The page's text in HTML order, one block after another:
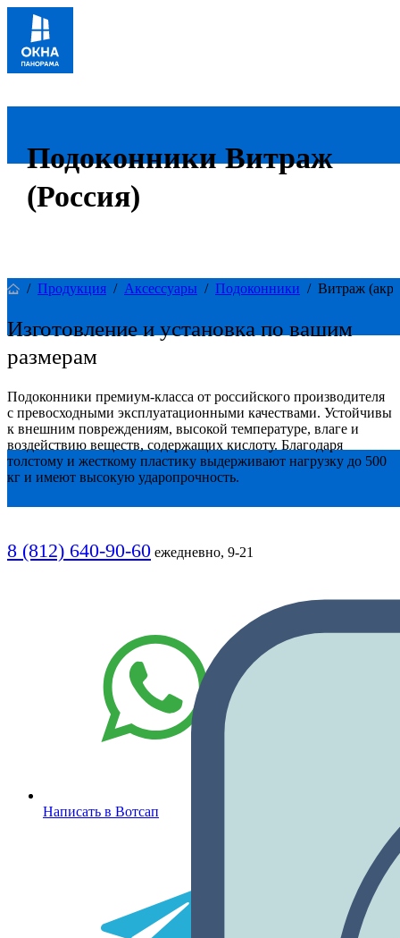
8 (812) 640-90-60 ежедневно, 9-21
Написать в Вотсап
Подоконники Витраж
(Россия)
/ Продукция / Аксессуары / Подоконники / Витраж
Изготовление и установка по вашим
размерам
Подоконники премиум-класса от российского производителя
с превосходными эксплуатационными качествами. Устойчивы
к внешним повреждениям, высокой температуре, влаге и
воздействию веществ, содержащих кислоту. Благодаря
толстому и жесткому пластику выдерживают нагрузку до 500
кг и имеют высокую ударопрочность.